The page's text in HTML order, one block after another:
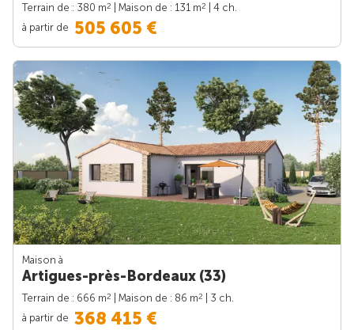
Terrain de : 380 m2 | Maison de : 131 m2
| 4 ch.
à partir de 505 605 €
Maison à
Artigues-près-Bordeaux (33)
Terrain de : 666 m2 | Maison de : 86 m2
| 3 ch.
à partir de 368 415 €